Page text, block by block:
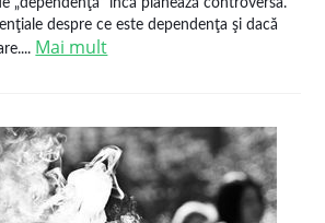
„dependenţă” încă planează controversa.
despre ce este dependenţa şi dacă
Mai mult